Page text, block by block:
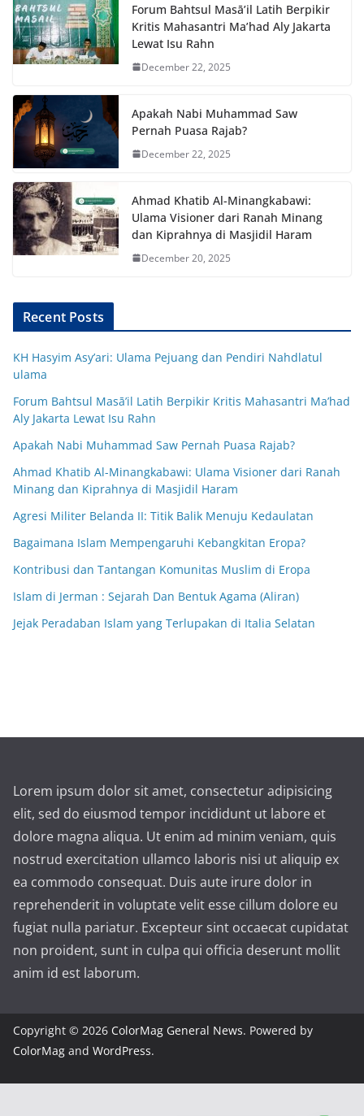
Forum Bahtsul Masā’il Latih Berpikir
Kritis Mahasantri Ma’had Aly Jakarta
Lewat Isu Rahn
December 22, 2025
Apakah Nabi Muhammad Saw
Pernah Puasa Rajab?
December 22, 2025
Ahmad Khatib Al-Minangkabawi:
Ulama Visioner dari Ranah Minang
dan Kiprahnya di Masjidil Haram
December 20, 2025
Recent Posts
KH Hasyim Asy’ari: Ulama Pejuang dan Pendiri Nahdlatul
ulama
Forum Bahtsul Masā’il Latih Berpikir Kritis Mahasantri Ma’had
Aly Jakarta Lewat Isu Rahn
Apakah Nabi Muhammad Saw Pernah Puasa Rajab?
Ahmad Khatib Al-Minangkabawi: Ulama Visioner dari Ranah
Minang dan Kiprahnya di Masjidil Haram
Agresi Militer Belanda II: Titik Balik Menuju Kedaulatan
Bagaimana Islam Mempengaruhi Kebangkitan Eropa?
Kontribusi dan Tantangan Komunitas Muslim di Eropa
Islam di Jerman : Sejarah Dan Bentuk Agama (Aliran)
Jejak Peradaban Islam yang Terlupakan di Italia Selatan
Lorem ipsum dolor sit amet, consectetur adipisicing
elit, sed do eiusmod tempor incididunt ut labore et
dolore magna aliqua. Ut enim ad minim veniam, quis
nostrud exercitation ullamco laboris nisi ut aliquip ex
ea commodo consequat. Duis aute irure dolor in
reprehenderit in voluptate velit esse cillum dolore eu
fugiat nulla pariatur. Excepteur sint occaecat cupidatat
non proident, sunt in culpa qui officia deserunt mollit
anim id est laborum.
Copyright © 2026 ColorMag General News. Powered by
ColorMag and WordPress.